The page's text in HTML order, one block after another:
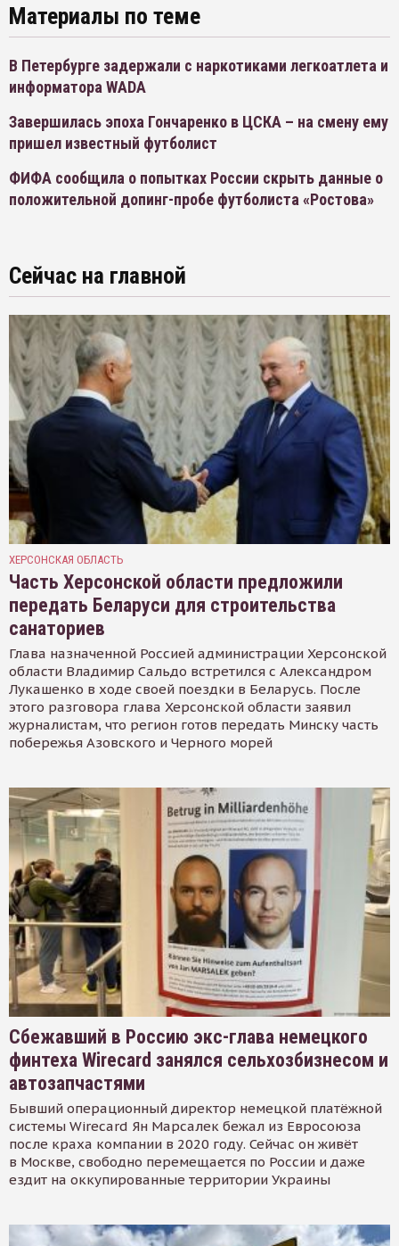
Материалы по теме
В Петербурге задержали с наркотиками легкоатлета и
информатора WADA
Завершилась эпоха Гончаренко в ЦСКА – на смену ему
пришел известный футболист
ФИФА сообщила о попытках России скрыть данные о
положительной допинг-пробе футболиста «Ростова»
Сейчас на главной
ХЕРСОНСКАЯ ОБЛАСТЬ
Часть Херсонской области предложили
передать Беларуси для строительства
санаториев
Глава назначенной Россией администрации Херсонской
области Владимир Сальдо встретился с Александром
Лукашенко в ходе своей поездки в Беларусь. После
этого разговора глава Херсонской области заявил
журналистам, что регион готов передать Минску часть
побережья Азовского и Черного морей
Сбежавший в Россию экс-глава немецкого
финтеха Wirecard занялся сельхозбизнесом и
автозапчастями
Бывший операционный директор немецкой платёжной
системы Wirecard Ян Марсалек бежал из Евросоюза
после краха компании в 2020 году. Сейчас он живёт
в Москве, свободно перемещается по России и даже
ездит на оккупированные территории Украины